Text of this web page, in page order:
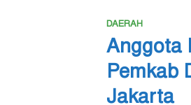
DAERAH
Anggota
Pemkab
Jakarta